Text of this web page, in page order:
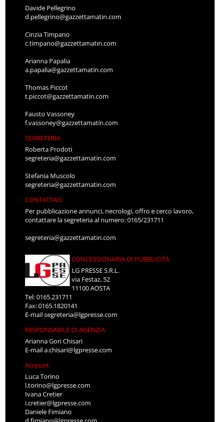
Davide Pellegrino
d.pellegrino@gazzettamatin.com
Cinzia Timpano
c.timpano@gazzettamatin.com
Arianna Papalia
a.papalia@gazzettamatin.com
Thomas Piccot
t.piccot@gazzettamatin.com
Fausto Vassoney
f.vassoney@gazzettamatin.com
SEGRETERIA
Roberta Prodoti
segreteria@gazzettamatin.com
Stefania Muscolo
segreteria@gazzettamatin.com
CONTATTACI
Per pubblicazione annunci, necrologi, offro e cerco lavoro,
contattare la segreteria al numero: 0165/231711
segreteria@gazzettamatin.com
CONCESSIONARIA DI PUBBLICITÀ
LG PRESSE S.R.L.
via Festaz, 52
11100 AOSTA
Tel: 0165.231711
Fax: 0165.1820141
E-mailsegreteria@lgpresse.com
RESPONSABILE DI AGENZIA
Arianna Gori Chisari
E-maila.chisari@lgpresse.com
Account
Luca Torino
l.torino@lgpresse.com
Ivana Cretier
i.cretier@lgpresse.com
Daniele Fimiano